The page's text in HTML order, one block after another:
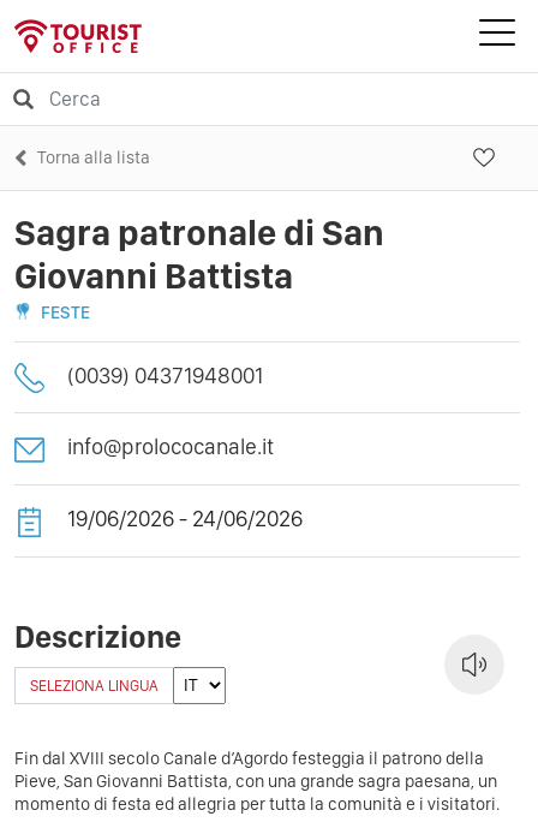
Torna alla lista
Sagra patronale di San
Giovanni Battista
FESTE
(0039) 04371948001
info@prolococanale.it
19/06/2026 - 24/06/2026
Descrizione
SELEZIONA LINGUA
Fin dal XVIII secolo Canale d’Agordo festeggia il patrono della
Pieve, San Giovanni Battista, con una grande sagra paesana, un
momento di festa ed allegria per tutta la comunità e i visitatori.